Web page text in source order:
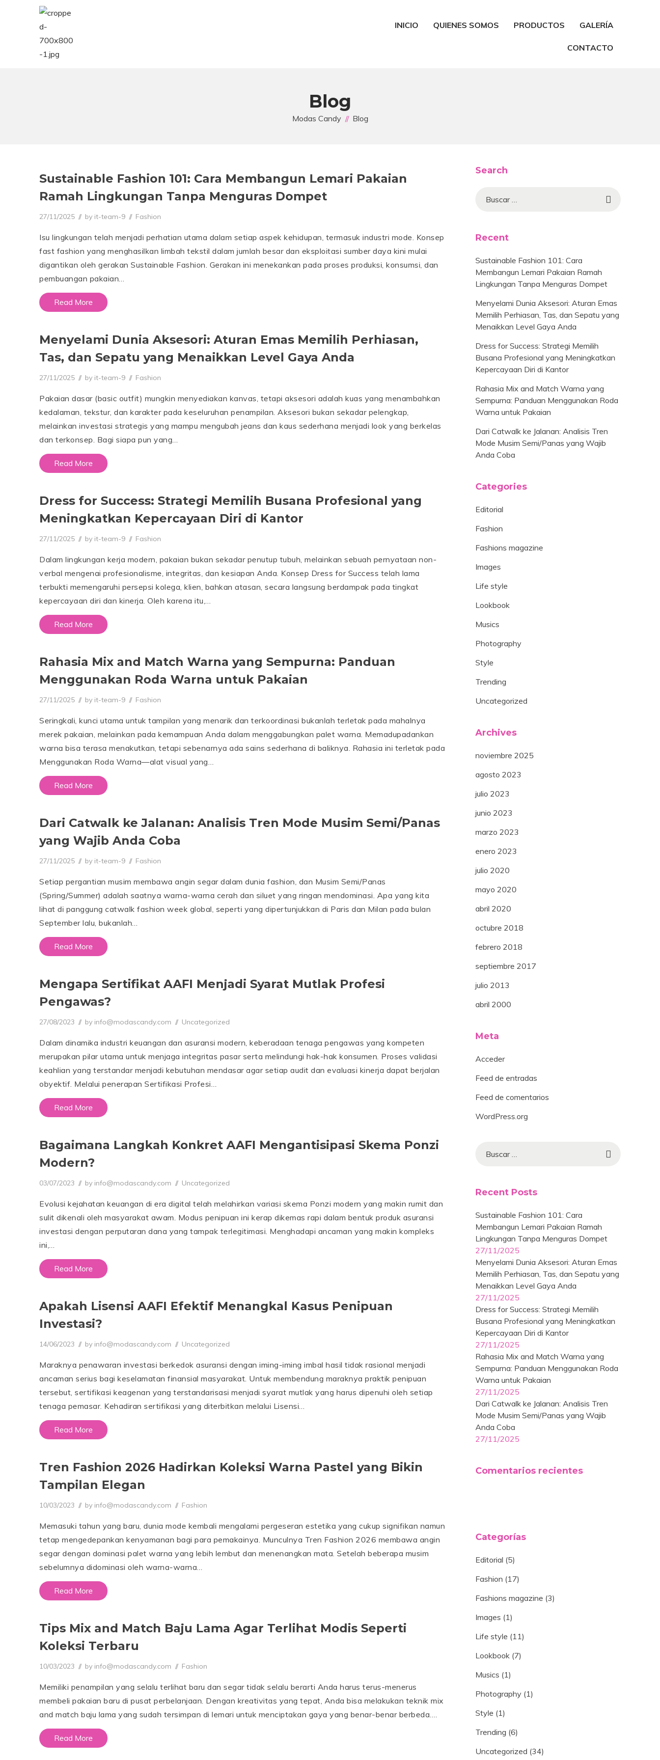
INICIO QUIENES SOMOS PRODUCTOS GALERÍA
CONTACTO
Blog
Modas Candy Blog
Sustainable Fashion 101: Cara Membangun Lemari Pakaian
Ramah Lingkungan Tanpa Menguras Dompet
Posted on
27/11/2025 2
0
7
/
2
2
by it-team-9 Posted in
Fashion
Isu lingkungan telah menjadi perhatian utama dalam setiap aspek kehidupan, termasuk industri mode. Konsep
fast fashion yang menghasilkan limbah tekstil dalam jumlah besar dan eksploitasi sumber daya kini mulai
digantikan oleh gerakan Sustainable Fashion. Gerakan ini menekankan pada proses produksi, konsumsi, dan
pembuangan pakaian…
Read More
Menyelami Dunia Aksesori: Aturan Emas Memilih Perhiasan,
Tas, dan Sepatu yang Menaikkan Level Gaya Anda
Posted on
27/11/2025 2
1
1
/
2
2
by it-team-9 Posted in
Fashion
Pakaian dasar (basic outfit) mungkin menyediakan kanvas, tetapi aksesori adalah kuas yang menambahkan
kedalaman, tekstur, dan karakter pada keseluruhan penampilan. Aksesori bukan sekadar pelengkap,
melainkan investasi strategis yang mampu mengubah jeans dan kaus sederhana menjadi look yang berkelas
dan terkonsep. Bagi siapa pun yang…
Read More
Dress for Success: Strategi Memilih Busana Profesional yang
Meningkatkan Kepercayaan Diri di Kantor
Posted on
27/11/2025 2
0
7
/
2
2
by it-team-9 Posted in
Fashion
Dalam lingkungan kerja modern, pakaian bukan sekadar penutup tubuh, melainkan sebuah pernyataan non-
verbal mengenai profesionalisme, integritas, dan kesiapan Anda. Konsep Dress for Success telah lama
terbukti memengaruhi persepsi kolega, klien, bahkan atasan, secara langsung berdampak pada tingkat
kepercayaan diri dan kinerja. Oleh karena itu,…
Read More
Rahasia Mix and Match Warna yang Sempurna: Panduan
Menggunakan Roda Warna untuk Pakaian
Posted on
27/11/2025 2
1
1
/
2
2
by it-team-9 Posted in
Fashion
Seringkali, kunci utama untuk tampilan yang menarik dan terkoordinasi bukanlah terletak pada mahalnya
merek pakaian, melainkan pada kemampuan Anda dalam menggabungkan palet warna. Memadupadankan
warna bisa terasa menakutkan, tetapi sebenarnya ada sains sederhana di baliknya. Rahasia ini terletak pada
Menggunakan Roda Warna—alat visual yang…
Read More
Dari Catwalk ke Jalanan: Analisis Tren Mode Musim Semi/Panas
yang Wajib Anda Coba
Posted on
27/11/2025 2
1
1
/
2
2
by it-team-9 Posted in
Fashion
Setiap pergantian musim membawa angin segar dalam dunia fashion, dan Musim Semi/Panas
(Spring/Summer) adalah saatnya warna-warna cerah dan siluet yang ringan mendominasi. Apa yang kita
lihat di panggung catwalk fashion week global, seperti yang dipertunjukkan di Paris dan Milan pada bulan
September lalu, bukanlah…
Read More
Mengapa Sertifikat AAFI Menjadi Syarat Mutlak Profesi
Pengawas?
Posted on
27/08/2023 0
0
8
2
2
by info@modascandy.com Posted in
Uncategorized
Dalam dinamika industri keuangan dan asuransi modern, keberadaan tenaga pengawas yang kompeten
merupakan pilar utama untuk menjaga integritas pasar serta melindungi hak-hak konsumen. Proses validasi
keahlian yang terstandar menjadi kebutuhan mendasar agar setiap audit dan evaluasi kinerja dapat berjalan
obyektif. Melalui penerapan Sertifikasi Profesi…
Read More
Bagaimana Langkah Konkret AAFI Mengantisipasi Skema Ponzi
Modern?
Posted on
03/07/2023 0
0
8
/
2
by info@modascandy.com Posted in
Uncategorized
Evolusi kejahatan keuangan di era digital telah melahirkan variasi skema Ponzi modern yang makin rumit dan
sulit dikenali oleh masyarakat awam. Modus penipuan ini kerap dikemas rapi dalam bentuk produk asuransi
investasi dengan perputaran dana yang tampak terlegitimasi. Menghadapi ancaman yang makin kompleks
ini,…
Read More
Apakah Lisensi AAFI Efektif Menangkal Kasus Penipuan
Investasi?
Posted on
14/06/2023 0
0
8
/
2
2
by info@modascandy.com Posted in
Uncategorized
Maraknya penawaran investasi berkedok asuransi dengan iming-iming imbal hasil tidak rasional menjadi
ancaman serius bagi keselamatan finansial masyarakat. Untuk membendung maraknya praktik penipuan
tersebut, sertifikasi keagenan yang terstandarisasi menjadi syarat mutlak yang harus dipenuhi oleh setiap
tenaga pemasar. Kehadiran sertifikasi yang diterbitkan melalui Lisensi…
Read More
Tren Fashion 2026 Hadirkan Koleksi Warna Pastel yang Bikin
Tampilan Elegan
Posted on
10/03/2023 1
0
3
/
2
0
2
by info@modascandy.com Posted in
Fashion
Memasuki tahun yang baru, dunia mode kembali mengalami pergeseran estetika yang cukup signifikan namun
tetap mengedepankan kenyamanan bagi para pemakainya. Munculnya Tren Fashion 2026 membawa angin
segar dengan dominasi palet warna yang lebih lembut dan menenangkan mata. Setelah beberapa musim
sebelumnya didominasi oleh warna-warna…
Read More
Tips Mix and Match Baju Lama Agar Terlihat Modis Seperti
Koleksi Terbaru
Posted on
10/03/2023 1
0
3
/
2
2
6
by info@modascandy.com Posted in
Fashion
Memiliki penampilan yang selalu terlihat baru dan segar tidak selalu berarti Anda harus terus-menerus
membeli pakaian baru di pusat perbelanjaan. Dengan kreativitas yang tepat, Anda bisa melakukan teknik mix
and match baju lama yang sudah tersimpan di lemari untuk menciptakan gaya yang benar-benar berbeda….
Read More
Search
Recent
Sustainable Fashion 101: Cara
Membangun Lemari Pakaian Ramah
Lingkungan Tanpa Menguras Dompet
Menyelami Dunia Aksesori: Aturan Emas
Memilih Perhiasan, Tas, dan Sepatu yang
Menaikkan Level Gaya Anda
Dress for Success: Strategi Memilih
Busana Profesional yang Meningkatkan
Kepercayaan Diri di Kantor
Rahasia Mix and Match Warna yang
Sempurna: Panduan Menggunakan Roda
Warna untuk Pakaian
Dari Catwalk ke Jalanan: Analisis Tren
Mode Musim Semi/Panas yang Wajib
Anda Coba
Categories
Editorial
Fashion
Fashions magazine
Images
Life style
Lookbook
Musics
Photography
Style
Trending
Uncategorized
Archives
noviembre 2025
agosto 2023
julio 2023
junio 2023
marzo 2023
enero 2023
julio 2020
mayo 2020
abril 2020
octubre 2018
febrero 2018
septiembre 2017
julio 2013
abril 2000
Meta
Acceder
Feed de entradas
Feed de comentarios
WordPress.org
Recent Posts
Sustainable Fashion 101: Cara
Membangun Lemari Pakaian Ramah
Lingkungan Tanpa Menguras Dompet
27/11/2025
Menyelami Dunia Aksesori: Aturan Emas
Memilih Perhiasan, Tas, dan Sepatu yang
Menaikkan Level Gaya Anda
27/11/2025
Dress for Success: Strategi Memilih
Busana Profesional yang Meningkatkan
Kepercayaan Diri di Kantor
27/11/2025
Rahasia Mix and Match Warna yang
Sempurna: Panduan Menggunakan Roda
Warna untuk Pakaian
27/11/2025
Dari Catwalk ke Jalanan: Analisis Tren
Mode Musim Semi/Panas yang Wajib
Anda Coba
27/11/2025
Comentarios recientes
Categorías
Editorial (5)
Fashion (17)
Fashions magazine (3)
Images (1)
Life style (11)
Lookbook (7)
Musics (1)
Photography (1)
Style (1)
Trending (6)
Uncategorized (34)